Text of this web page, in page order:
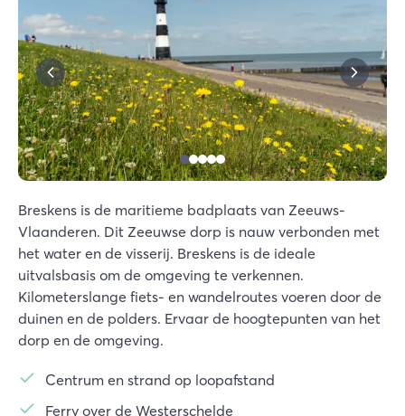
Breskens is de maritieme badplaats van Zeeuws-
Vlaanderen. Dit Zeeuwse dorp is nauw verbonden met
het water en de visserij. Breskens is de ideale
uitvalsbasis om de omgeving te verkennen.
Kilometerslange fiets- en wandelroutes voeren door de
duinen en de polders. Ervaar de hoogtepunten van het
dorp en de omgeving.
Centrum en strand op loopafstand
Ferry over de Westerschelde